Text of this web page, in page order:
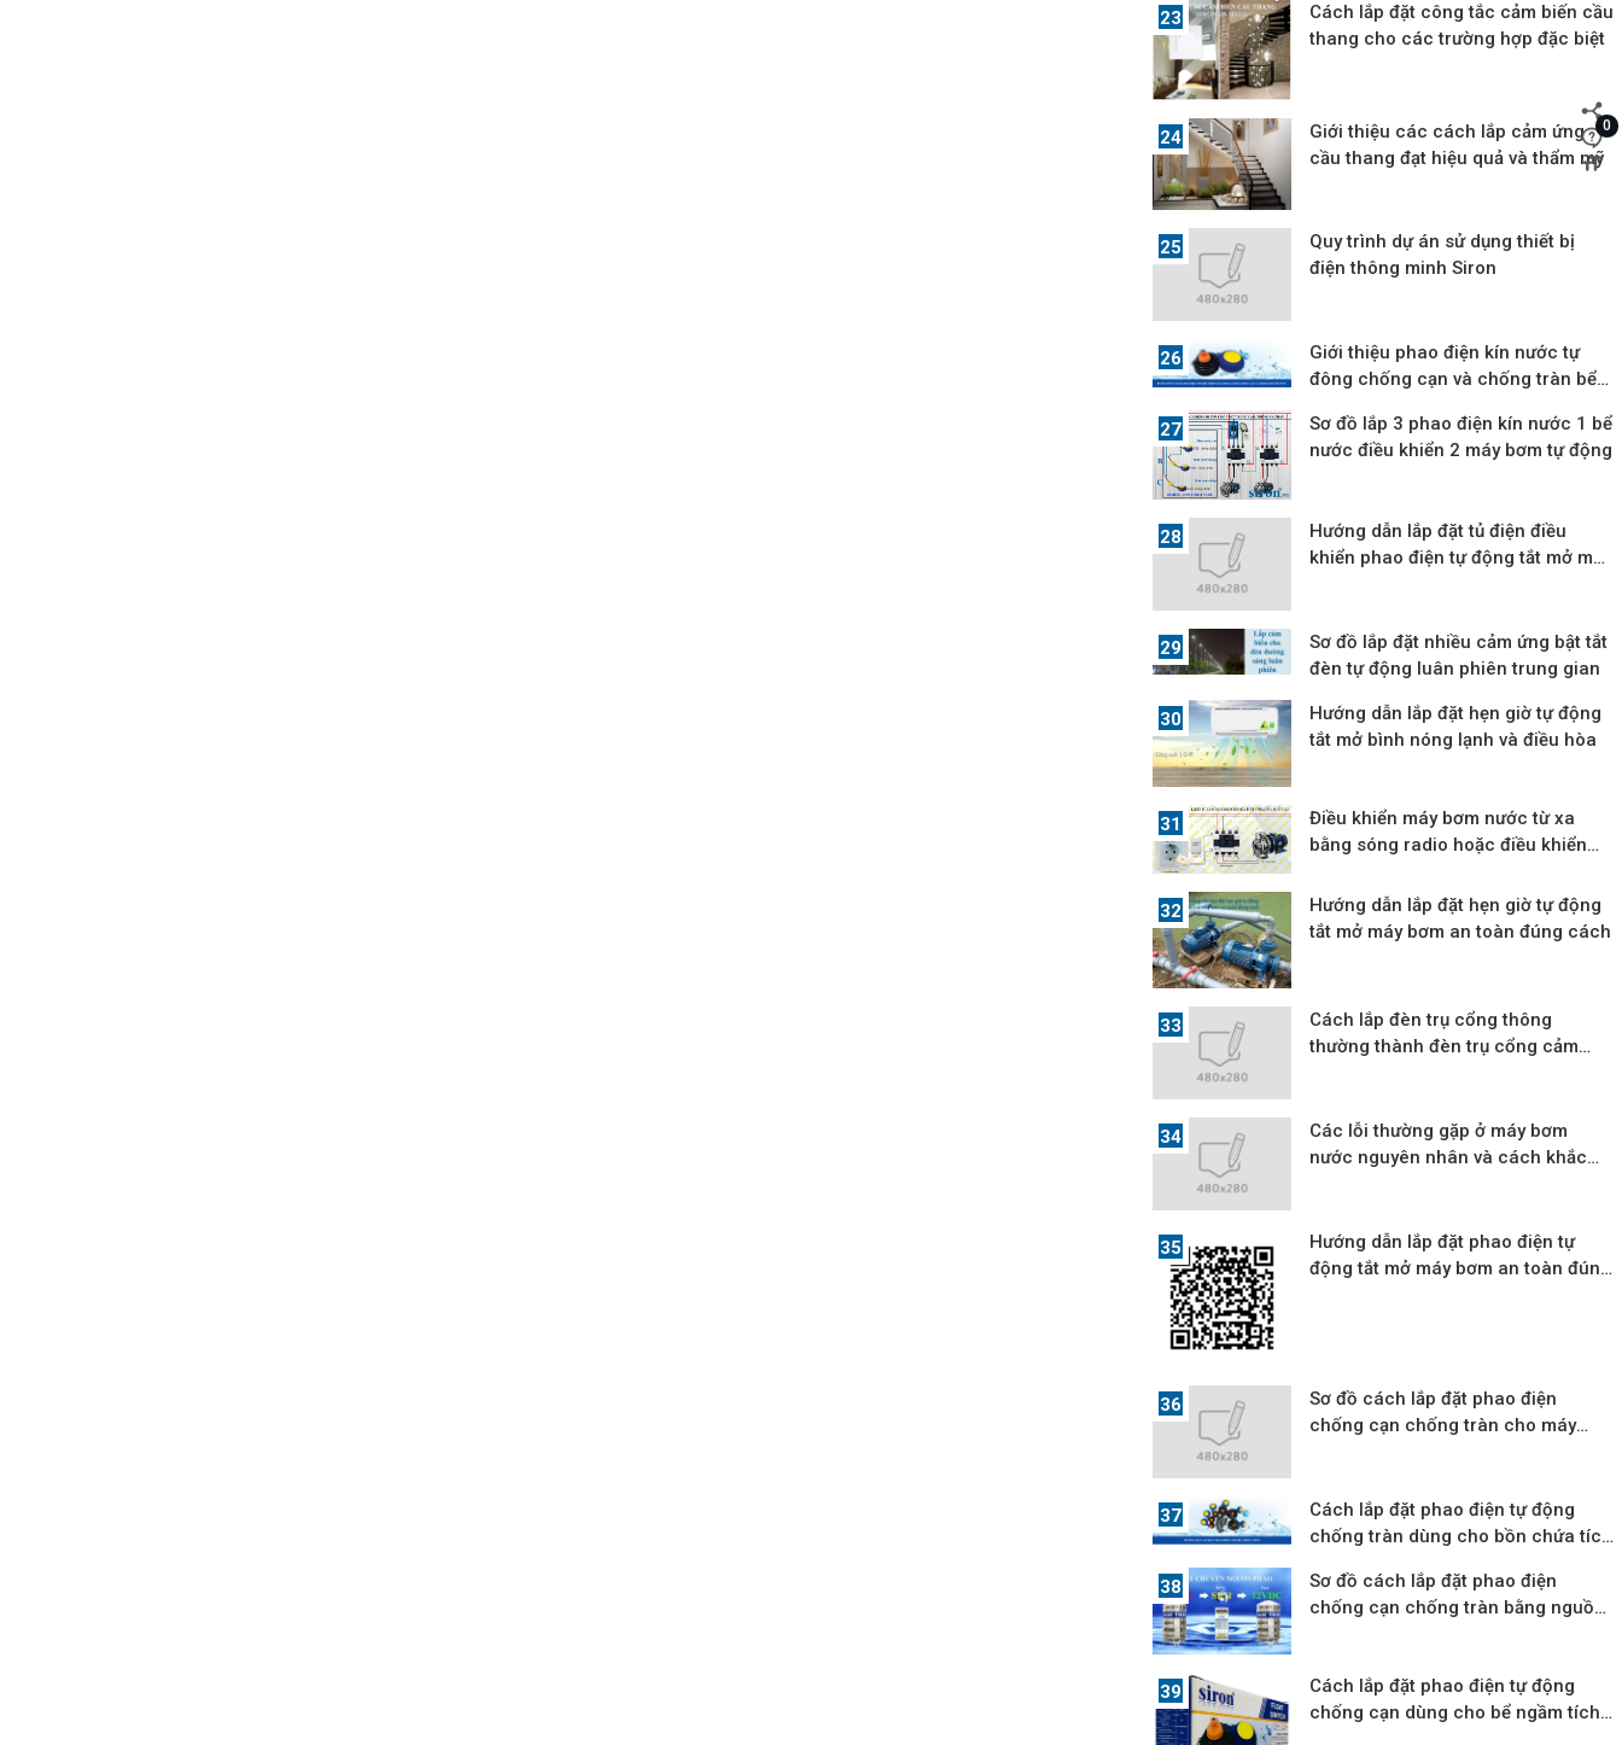
0
Cách lắp đặt công tắc cảm biến cầu
thang cho các trường hợp đặc biệt
Giới thiệu các cách lắp cảm ứng
cầu thang đạt hiệu quả và thẩm mỹ
Quy trình dự án sử dụng thiết bị
điện thông minh Siron
Giới thiệu phao điện kín nước tự
đông chống cạn và chống tràn bể
Sơ đồ lắp 3 phao điện kín nước 1 bể
nước điều khiển 2 máy bơm tự động
Hướng dẫn lắp đặt tủ điện điều
khiển phao điện tự động tắt mở máy
Sơ đồ lắp đặt nhiều cảm ứng bật tắt
đèn tự động luân phiên trung gian
Hướng dẫn lắp đặt hẹn giờ tự động
tắt mở bình nóng lạnh và điều hòa
Điều khiển máy bơm nước từ xa
bằng sóng radio hoặc điều khiển
Hướng dẫn lắp đặt hẹn giờ tự động
tắt mở máy bơm an toàn đúng cách
Cách lắp đèn trụ cổng thông
thường thành đèn trụ cổng cảm
Các lỗi thường gặp ở máy bơm
nước nguyên nhân và cách khắc
Hướng dẫn lắp đặt phao điện tự
động tắt mở máy bơm an toàn đúng
Sơ đồ cách lắp đặt phao điện
chống cạn chống tràn cho máy
Cách lắp đặt phao điện tự động
chống tràn dùng cho bồn chứa tích
Sơ đồ cách lắp đặt phao điện
chống cạn chống tràn bằng nguồn
Cách lắp đặt phao điện tự động
chống cạn dùng cho bể ngầm tích